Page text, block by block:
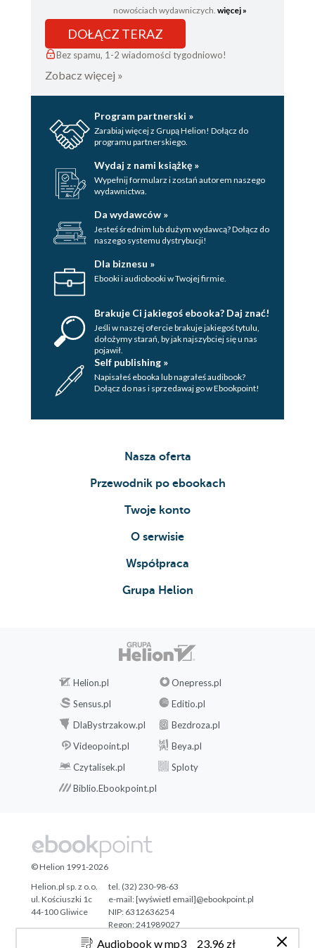
Audiobook w mp3 23,96 zł
nowościach wydawniczych. więcej »
DOŁĄCZ TERAZ
Bez spamu, 1-2 wiadomości tygodniowo!
Zobacz więcej »
Program partnerski »
Zarabiaj więcej z Grupą Helion! Dołącz do
programu partnerskiego.
Wydaj z nami książkę »
Wypełnij formularz i zostań autorem naszego
wydawnictwa.
Da wydawców »
Jesteś średnim lub dużym wydawcą? Dołącz do
naszego systemu dystrybucji!
Dla biznesu »
Ebooki i audiobooki w Twojej firmie.
Brakuje Ci jakiegoś ebooka? Daj znać!
Jeśli w naszej ofercie brakuje jakiegoś tytulu,
dołożymy starań, by jak najszybciej się u nas
pojawił.
Self publishing »
Napisałeś ebooka lub nagrałeś audibook?
Dołącz do nas i sprzedawaj go w Ebookpoint!
Nasza oferta
Przewodnik po ebookach
Twoje konto
O serwisie
Współpraca
Grupa Helion
Helion.pl
Onepress.pl
Sensus.pl
Editio.pl
DlaBystrzakow.pl
Bezdroza.pl
Videopoint.pl
Beya.pl
Czytalisek.pl
Sploty
Biblio.Ebookpoint.pl
Designed with ♥ byTonik.pl
© Helion 1991-2026
Helion.pl sp. z o.o.
ul. Kościuszki 1c
44-100 Gliwice
tel. (32) 230-98-63
e-mail:[wyświetl email]@ebookpoint.pl
NIP: 6312636254
Regon: 241989027